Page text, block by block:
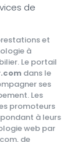
de
et
à
Le portail
dans le
ses
Les
promoteurs
à leurs
web par
de